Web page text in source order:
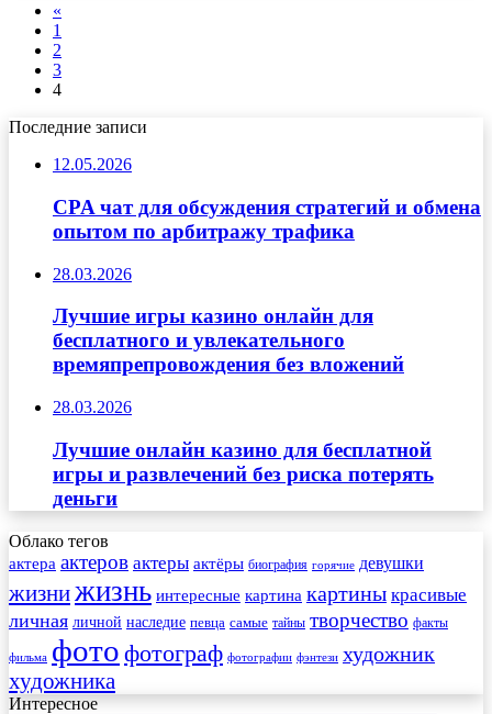
«
1
2
3
4
Последние записи
12.05.2026
CPA чат для обсуждения стратегий и обмена
опытом по арбитражу трафика
28.03.2026
Лучшие игры казино онлайн для
бесплатного и увлекательного
времяпрепровождения без вложений
28.03.2026
Лучшие онлайн казино для бесплатной
игры и развлечений без риска потерять
деньги
Облако тегов
актера актеров актеры актёры биография горячие девушки
жизнижизнь интересные картина картины красивые
личная личной наследие певца самые тайны творчество факты
фильма фото фотограф фотографии фэнтези художник
художника
Интересное